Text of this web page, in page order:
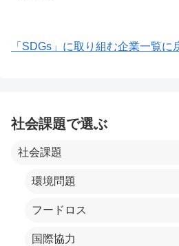
「SDGs」に取り組む企業一覧に
社会課題で選ぶ
社会課題
環境問題
フードロス
国際協力